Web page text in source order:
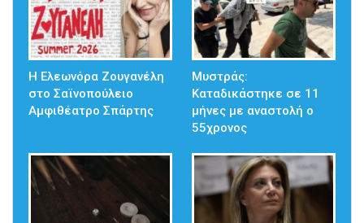
Η Ελεωνόρα Ζουγανέλη
στο Σαϊνοπούλειο
Αμφιθέατρο Σπάρτης
Μυστράς:
Καταδικάστηκε σε 11
μήνες με αναστολή ο
55χρονος